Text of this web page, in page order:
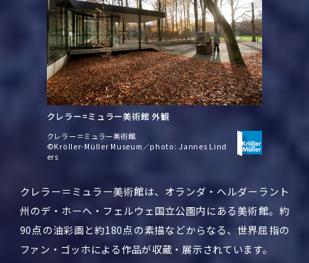
クレラー=ミュラー美術館 外観
クレラー＝ミュラー美術館
©Kröller-Müller Museum／photo: Jannes Lind
ers
クレラー＝ミュラー美術館は、オランダ・ヘルダーラント
州のデ・ホーヘ・フェルウェ国立公園内にある美術館。約
90点の油彩画と約180点の素描などからなる、世界屈指の
ファン・ゴッホによる作品が収蔵・展示されています。